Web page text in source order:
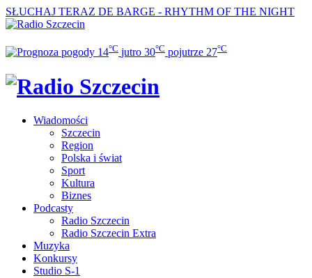
SŁUCHAJ TERAZ DE BARGE - RHYTHM OF THE NIGHT
14°C jutro 30°C pojutrze 27°C
Wiadomości
Szczecin
Region
Polska i świat
Sport
Kultura
Biznes
Podcasty
Radio Szczecin
Radio Szczecin Extra
Muzyka
Konkursy
Studio S-1